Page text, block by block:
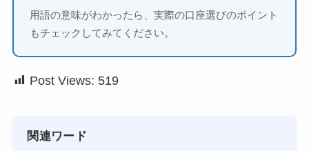
用語の意味がわかったら、実際の口座選びのポイント
もチェックしてみてください。
Post Views: 519
関連ワード